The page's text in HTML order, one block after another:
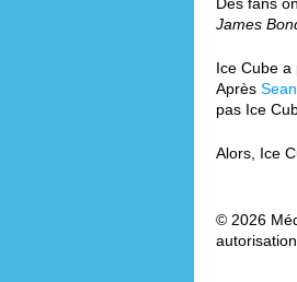
James
Ice Cube
Après
pas Ice
Alors, Ice
© 2026